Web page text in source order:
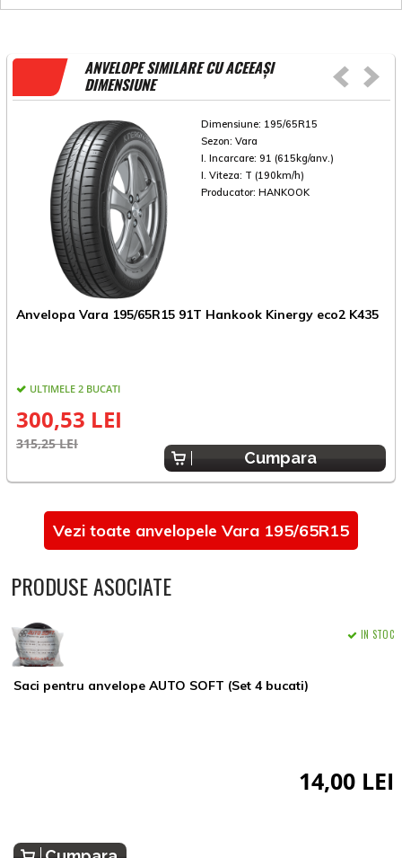
ANVELOPE SIMILARE CU ACEEAȘI
DIMENSIUNE
Dimensiune: 195/65R15
Sezon: Vara
I. Incarcare: 91 (615kg/anv.)
I. Viteza: T (190km/h)
Producator: HANKOOK
Anvelopa Vara 195/65R15 91T Hankook Kinergy eco2 K435
ULTIMELE 2 BUCATI
300,53 LEI
315,25 LEI
Cumpara
Vezi toate anvelopele Vara 195/65R15
PRODUSE ASOCIATE
Saci pentru anvelope AUTO SOFT (Set 4 bucati)
IN STOC
14,00 LEI